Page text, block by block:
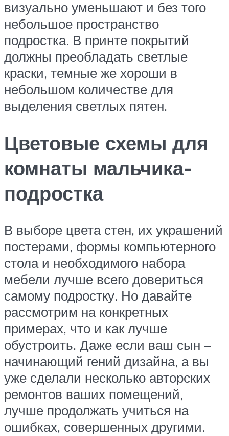
визуально уменьшают и без того
небольшое пространство
подростка. В принте покрытий
должны преобладать светлые
краски, темные же хороши в
небольшом количестве для
выделения светлых пятен.
Цветовые схемы для
комнаты мальчика-
подростка
В выборе цвета стен, их украшений
постерами, формы компьютерного
стола и необходимого набора
мебели лучше всего довериться
самому подростку. Но давайте
рассмотрим на конкретных
примерах, что и как лучше
обустроить. Даже если ваш сын –
начинающий гений дизайна, а вы
уже сделали несколько авторских
ремонтов ваших помещений,
лучше продолжать учиться на
ошибках, совершенных другими.